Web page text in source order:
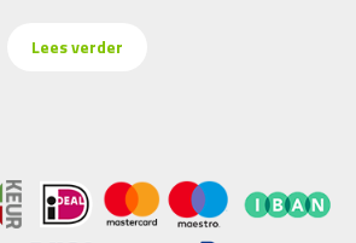
Lees verder